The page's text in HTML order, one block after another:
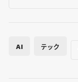
AI テック